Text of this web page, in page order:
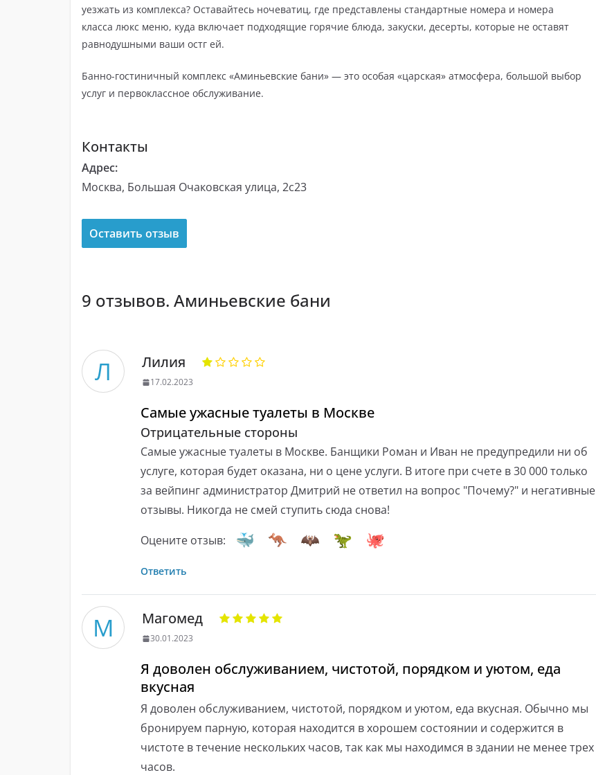
уезжать из комплекса? Оставайтесь ночеватиц, где представлены стандартные номера и номера
класса люкс меню, куда включает подходящие горячие блюда, закуски, десерты, которые не оставят
равнодушными ваши остг ей.
Банно-гостиничный комплекс «Аминьевские бани» — это особая «царская» атмосфера, большой выбор
услуг и первоклассное обслуживание.
Контакты
Адрес:
Москва, Большая Очаковская улица, 2с23
Оставить отзыв
9 отзывов. Аминьевские бани
Л Лилия
17.02.2023
Самые ужасные туалеты в Москве
Отрицательные стороны
Самые ужасные туалеты в Москве. Банщики Роман и Иван не предупредили ни об
услуге, которая будет оказана, ни о цене услуги. В итоге при счете в 30 000 только
за вейпинг администратор Дмитрий не ответил на вопрос "Почему?" и негативные
отзывы. Никогда не смей ступить сюда снова!
Оцените отзыв:
Ответить
М Магомед
30.01.2023
Я доволен обслуживанием, чистотой, порядком и уютом, еда
вкусная
Я доволен обслуживанием, чистотой, порядком и уютом, еда вкусная. Обычно мы
бронируем парную, которая находится в хорошем состоянии и содержится в
чистоте в течение нескольких часов, так как мы находимся в здании не менее трех
часов.